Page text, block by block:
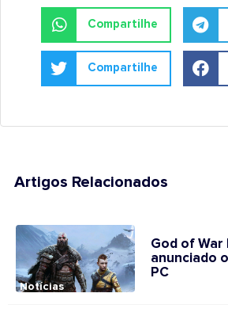
Compartilhe
Compartilhe
Artigos Relacionados
Notícias
God of War
anunciado
PC